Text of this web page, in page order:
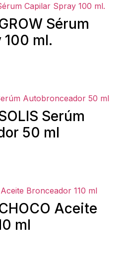
Sérum
100 ml.
Serúm
50 ml
Aceite
ml